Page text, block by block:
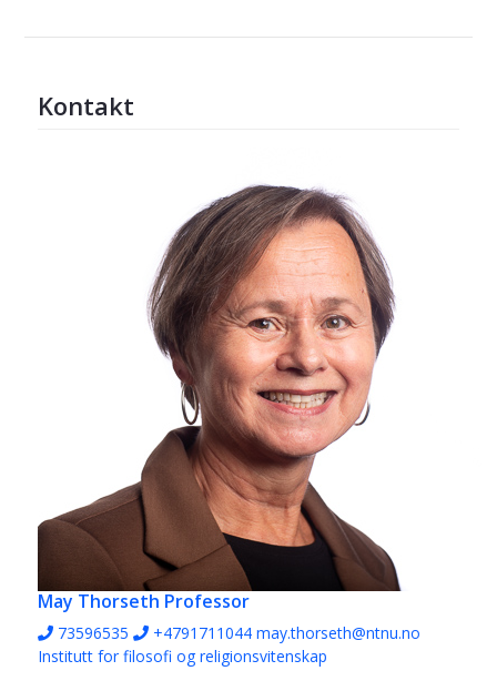
Kontakt
May Thorseth Professor
73596535 +4791711044 may.thorseth@ntnu.no
Institutt for filosofi og religionsvitenskap